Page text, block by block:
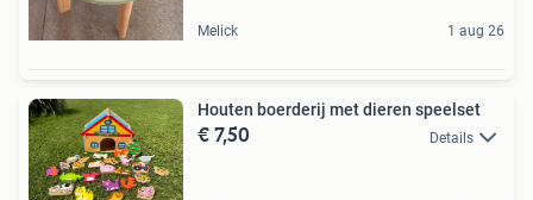
Melick 1 aug 26
Houten boerderij met dieren speelset
€ 7,50 Details